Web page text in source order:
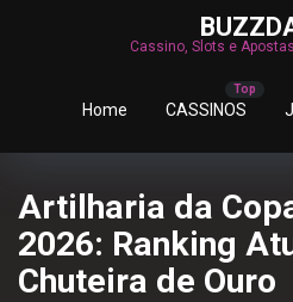
Cassino, Slots e
Home CASSINOS
Artilharia da
2026: Ranking
Chuteira de Ouro